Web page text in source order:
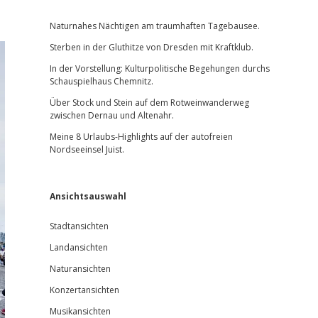
Naturnahes Nächtigen am traumhaften Tagebausee.
Sterben in der Gluthitze von Dresden mit Kraftklub.
In der Vorstellung: Kulturpolitische Begehungen durchs
Schauspielhaus Chemnitz.
Über Stock und Stein auf dem Rotweinwanderweg
zwischen Dernau und Altenahr.
Meine 8 Urlaubs-Highlights auf der autofreien
Nordseeinsel Juist.
Ansichtsauswahl
Stadtansichten
Landansichten
Naturansichten
Konzertansichten
Musikansichten